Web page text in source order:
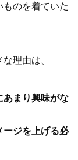
のを着ていた
理由は、
あまり興味がな
ージを上げる必